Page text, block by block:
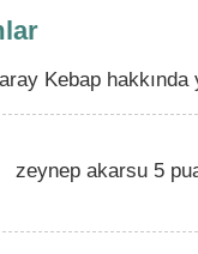
Kebap
zeynep akarsu 5